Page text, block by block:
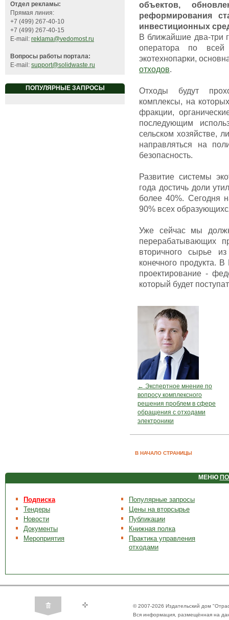
Отдел рекламы:
Прямая линия:
+7 (499) 267-40-10
+7 (499) 267-40-15
E-mail: reklama@vedomost.ru
Вопросы работы портала:
E-mail: support@solidwaste.ru
ПОПУЛЯРНЫЕ ЗАПРОСЫ
объектов,
реформирования
инвестиционных
В ближайшие два-три
оператора по всей
экотехнопарки,
отходов.
Отходы будут
комплексы, на
фракции,
последующим
сельском хозяйстве,
направляться на
безопасность.
Развитие системы
года достичь доли
более 40%. Сегодня
90% всех
Уже сейчас мы
перерабатывающих
вторичного сырье
конечного продукта.
проектирование -
который будет
← Экспертное мнение по
вопросу комплексного
решения проблем в сфере
обращения с отходами
электроники
В НАЧАЛО СТРАНИЦЫ
МЕНЮ
Подписка
Тендеры
Новости
Документы
Мероприятия
Популярные запросы
Цены на вторсырье
Публикации
Книжная полка
Практика управления
отходами
© 2007-2026 Издательский дом
Вся информация, размещённая на